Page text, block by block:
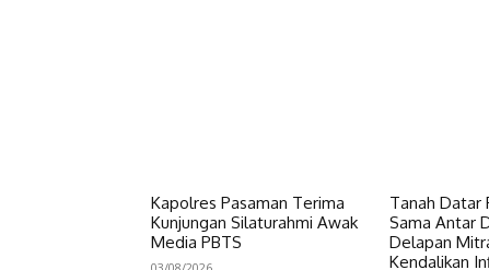
Kapolres Pasaman Terima
Kunjungan Silaturahmi Awak
Media PBTS
Tanah Datar
Sama Antar
Delapan
Kendalikan